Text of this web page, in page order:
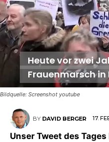
Bildquelle: Screenshot youtube
Heute vor zwei
Frauenmarsch in
BY DAVID BERGER 17.
Unser Tweet des